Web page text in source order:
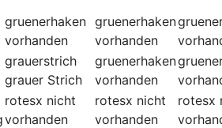
gruenerhaken
vorhanden
gruenerhaken
vorhanden
grauerstrich
grauer Strich
gruenerhaken
vorhanden
rotesx nicht
vorhanden
rotesx nicht
vorhanden
rotesx